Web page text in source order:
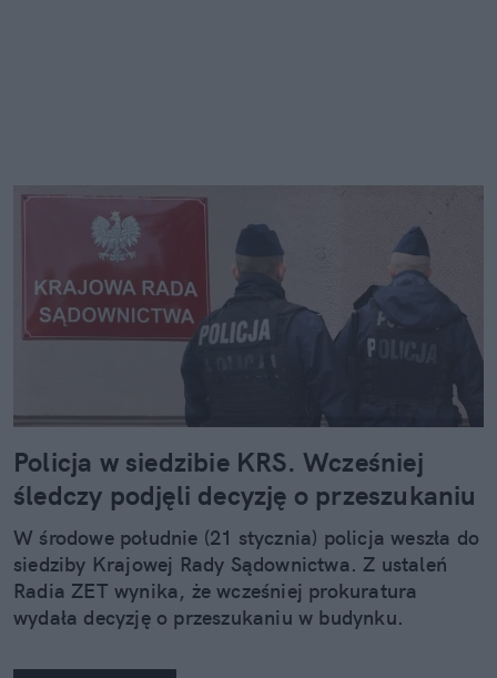
Policja w siedzibie KRS. Wcześniej
śledczy podjęli decyzję o przeszukaniu
W środowe południe (21 stycznia) policja weszła do
siedziby Krajowej Rady Sądownictwa. Z ustaleń
Radia ZET wynika, że wcześniej prokuratura
wydała decyzję o przeszukaniu w budynku.